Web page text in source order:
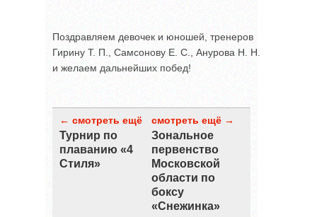
Поздравляем девочек и юношей, тренеров
Гирину Т. П., Самсонову Е. С., Анурова Н. Н.
и желаем дальнейших побед!
← смотреть ещё
Турнир по
плаванию «4
Стиля»
смотреть ещё →
Зональное
первенство
Московской
области по
боксу
«Снежинка»